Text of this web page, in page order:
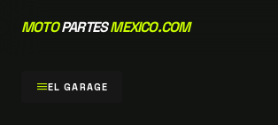
MOTOPARTESMEXICO.COM
menuEL GARAGE